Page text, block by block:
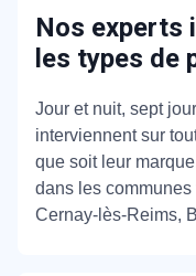
diagnostic
détaillé et gratuit.
Nos experts
les types de
Jour et nuit, sept
interviennent sur
que soit leur
dans les
Cernay-lès-Reims,